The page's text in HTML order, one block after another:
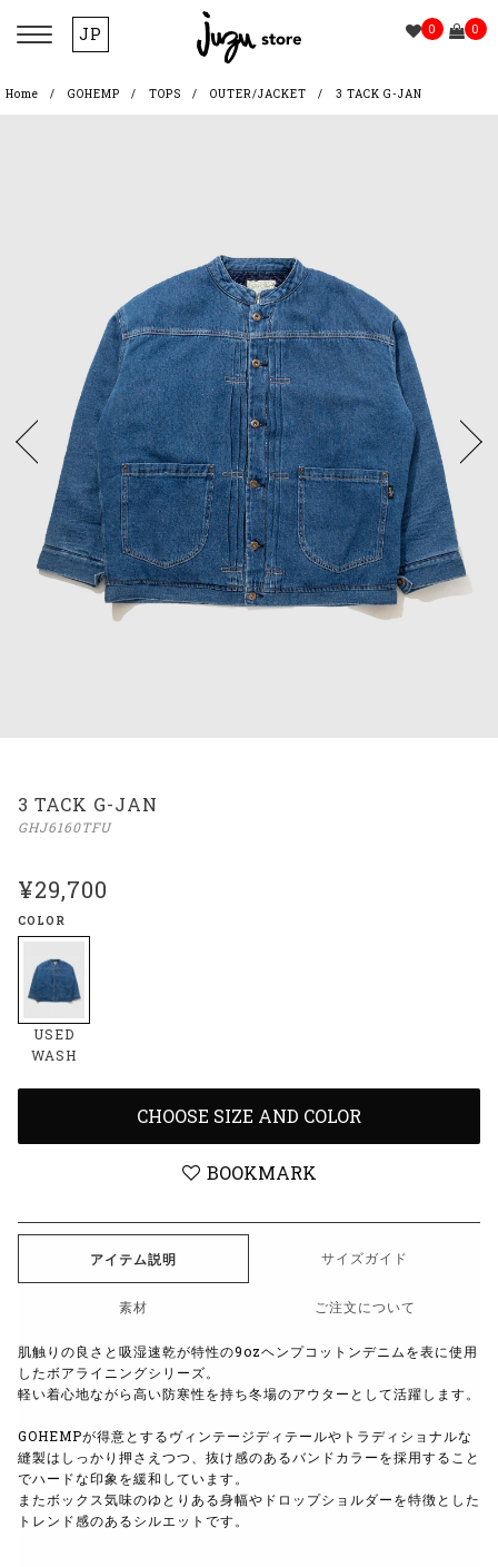
JP 0 0
Home GOHEMP TOPS OUTER/JACKET 3 TACK G-JAN
3 TACK G-JAN
GHJ6160TFU
¥29,700
COLOR
USED
WASH
CHOOSE SIZE AND COLOR
BOOKMARK
アイテム説明 サイズガイド
素材 ご注文について
肌触りの良さと吸湿速乾が特性の9ozヘンプコットンデニムを表に使用
したボアライニングシリーズ。
軽い着心地ながら高い防寒性を持ち冬場のアウターとして活躍します。
GOHEMPが得意とするヴィンテージディテールやトラディショナルな
縫製はしっかり押さえつつ、抜け感のあるバンドカラーを採用すること
でハードな印象を緩和しています。
またボックス気味のゆとりある身幅やドロップショルダーを特徴とした
トレンド感のあるシルエットです。